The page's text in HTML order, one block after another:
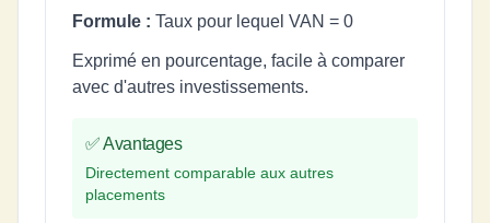
Formule : Taux pour lequel VAN = 0
Exprimé en pourcentage, facile à comparer
avec d'autres investissements.
✅ Avantages
Directement comparable aux autres
placements